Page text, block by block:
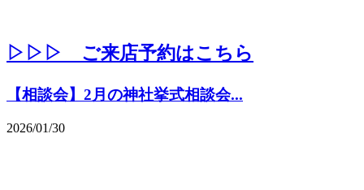
▷▷▷ ご来店予約はこちら
【相談会】2月の神社挙式相談会...
2026/01/30